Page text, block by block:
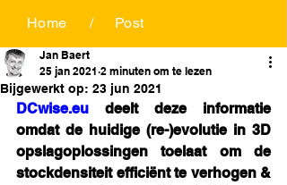
Home / Post
Jan Baert
25 jan 2021 2 minuten om te lezen
Bijgewerkt op: 23 jun 2021
DCwise.eu
deelt deze informatie
omdat de huidige (re-)evolutie in 3D
opslagoplossingen toelaat om de
stockdensiteit efficiënt te verhogen &